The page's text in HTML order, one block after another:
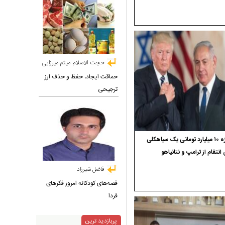
جایزه ۱۰ میلیارد تومانی یک سیاهکلی
انتقام از ترامپ و نتانیاهو
حجت الاسلام میثم میرزایی
حماقت ایجاد، حفظ و حذف ارز
ترجیحی
فاضل شیرزاد
قصه‌های کودکانه امروز فکرهای
فردا
پربازدید ترین